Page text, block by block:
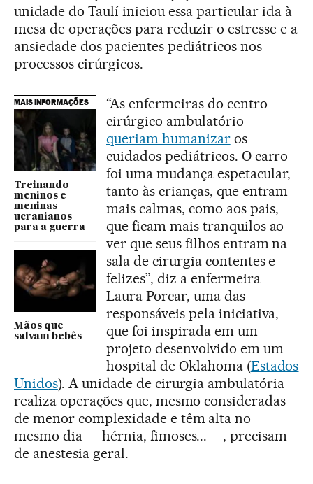
unidade do Taulí iniciou essa particular ida à
mesa de operações para reduzir o estresse e a
ansiedade dos pacientes pediátricos nos
processos cirúrgicos.
MAIS INFORMAÇÕES
Treinando
meninos e
meninas
ucranianos
para a guerra
Mãos que
salvam bebês
“As enfermeiras do centro
cirúrgico ambulatório
queriam humanizaros
cuidados pediátricos. O carro
foi uma mudança espetacular,
tanto às crianças, que entram
mais calmas, como aos pais,
que ficam mais tranquilos ao
ver que seus filhos entram na
sala de cirurgia contentes e
felizes”, diz a enfermeira
Laura Porcar, uma das
responsáveis pela iniciativa,
que foi inspirada em um
projeto desenvolvido em um
hospital de Oklahoma (Estados
Unidos). A unidade de cirurgia ambulatória
realiza operações que, mesmo consideradas
de menor complexidade e têm alta no
mesmo dia — hérnia, fimoses... —, precisam
de anestesia geral.